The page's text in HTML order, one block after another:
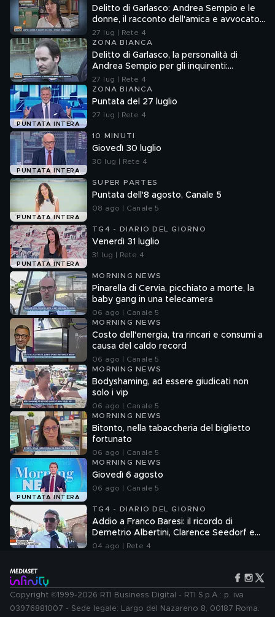
Delitto di Garlasco: Andrea Sempio e le
donne, il racconto dell'amica e avvocato
Angela Taccia
27 lug | Rete 4
ZONA BIANCA
Delitto di Garlasco, la personalità di
Andrea Sempio per gli inquirenti:
"Ossessionato e bugiardo"
27 lug | Rete 4
PUNTATA INTERA
ZONA BIANCA
Puntata del 27 luglio
27 lug | Rete 4
PUNTATA INTERA
10 MINUTI
Giovedì 30 luglio
30 lug | Rete 4
PUNTATA INTERA
SUPER PARTES
Puntata dell'8 agosto, Canale 5
08 ago | Canale 5
PUNTATA INTERA
TG4 - DIARIO DEL GIORNO
Venerdì 31 luglio
31 lug | Rete 4
MORNING NEWS
Pinarella di Cervia, picchiato a morte, la
baby gang in una telecamera
06 ago | Canale 5
MORNING NEWS
Costo dell'energia, tra rincari e consumi a
causa del caldo record
06 ago | Canale 5
MORNING NEWS
Bodyshaming, ad essere giudicati non
solo i vip
06 ago | Canale 5
MORNING NEWS
Bitonto, nella tabaccheria del biglietto
fortunato
06 ago | Canale 5
PUNTATA INTERA
MORNING NEWS
Giovedì 6 agosto
06 ago | Canale 5
TG4 - DIARIO DEL GIORNO
Addio a Franco Baresi: il ricordo di
Demetrio Albertini, Clarence Seedorf e
Giovanni Galli
04 ago | Rete 4
Copyright ©1999-2026 RTI Business Digital - RTI S.p.A.: p. iva
03976881007 - Sede legale: Largo del Nazareno 8, 00187 Roma.